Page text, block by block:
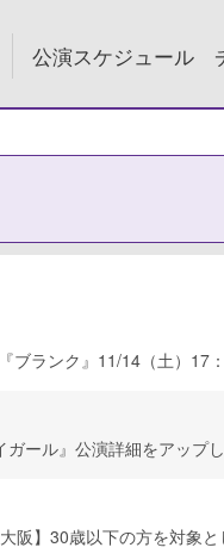
公演スケジュール
ブランク』11/14（土）17
ール』公演詳細をアップ
阪】30歳以下の方を対象と